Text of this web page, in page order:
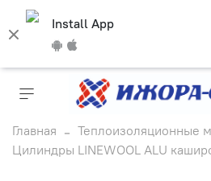
Install App
Главная Теплоизоляционные
Цилиндры LINEWOOL ALU